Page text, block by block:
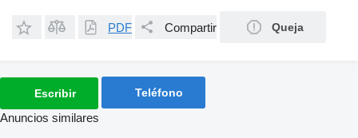
PDF Compartir Queja
Escribir Teléfono
Anuncios similares